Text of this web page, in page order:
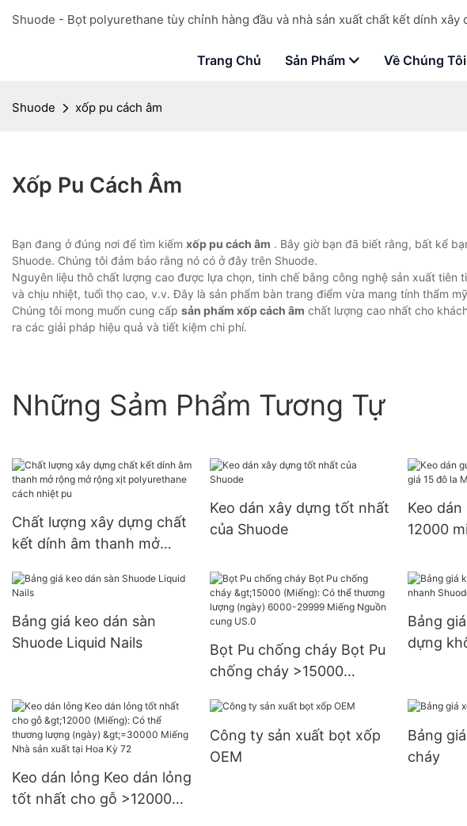
Shuode - Bọt polyurethane tùy chỉnh hàng đầu và nhà sản xuất chất kết dính xây
Trang Chủ Sản Phẩm Về Chúng Tôi
Shuode xốp pu cách âm
Xốp Pu Cách Âm
Bạn đang ở đúng nơi để tìm kiếm xốp pu cách âm . Bây giờ bạn đã biết rằng, bất kể
Shuode. Chúng tôi đảm bảo rằng nó có ở đây trên Shuode.
Nguyên liệu thô chất lượng cao được lựa chọn, tinh chế bằng công nghệ sản xuất tiên
và chịu nhiệt, tuổi thọ cao, v.v. Đây là sản phẩm bàn trang điểm vừa mang tính thẩm
Chúng tôi mong muốn cung cấp sản phẩm xốp cách âm chất lượng cao nhất cho
ra các giải pháp hiệu quả và tiết kiệm chi phí.
Những Sảm Phẩm Tương Tự
Chất lượng xây dựng chất
kết dính âm thanh mở
polyurethane cách nhiệt
Keo dán xây dựng tốt nhất
của Shuode
Keo
12000
Bảng giá keo dán sàn
Shuode Liquid Nails
Bọt Pu chống cháy Bọt Pu
chống cháy >15000
lượng (ngày) 6000-29999
Miếng Nguồn cung US.0
Bảng
dựng
Keo dán lỏng Keo dán lỏng
tốt nhất cho gỗ >12000
Công ty sản xuất bọt xốp
OEM
Bảng
cháy